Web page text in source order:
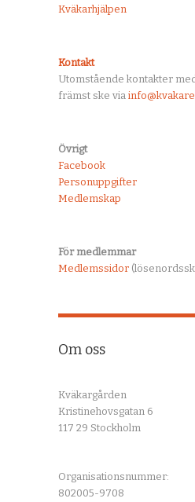
Kväkarhjälpen
Kontakt
Utomstående kontakter
främst ske via
Övrigt
Facebook
Personuppgifter
Medlemskap
För medlemmar
Medlemssidor
Om oss
Kväkargården
Kristinehovsgatan 6
117 29 Stockholm
Organisationsnummer:
802005-9708